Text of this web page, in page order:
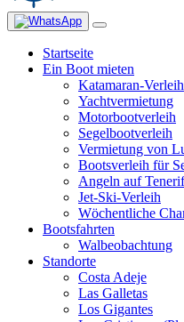
Startseite
Ein Boot mieten
Katamaran-Verleih
Yachtvermietung
Motorbootverleih
Segelbootverleih
Vermietung von
Bootsverleih für
Angeln auf
Jet-Ski-Verleih
Wöchentliche
Bootsfahrten
Walbeobachtung
Standorte
Costa Adeje
Las Galletas
Los Gigantes